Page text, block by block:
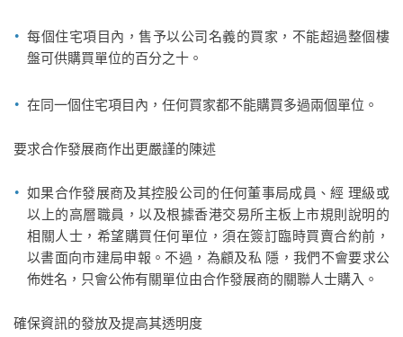
每個住宅項目內，售予以公司名義的買家，不能超過整個樓
盤可供購買單位的百分之十。
在同一個住宅項目內，任何買家都不能購買多過兩個單位。
要求合作發展商作出更嚴謹的陳述
如果合作發展商及其控股公司的任何董事局成員、經 理級或
以上的高層職員，以及根據香港交易所主板上市規則說明的
相關人士，希望購買任何單位，須在簽訂臨時買賣合約前，
以書面向市建局申報。不過，為顧及私 隱，我們不會要求公
佈姓名，只會公佈有關單位由合作發展商的關聯人士購入。
確保資訊的發放及提高其透明度